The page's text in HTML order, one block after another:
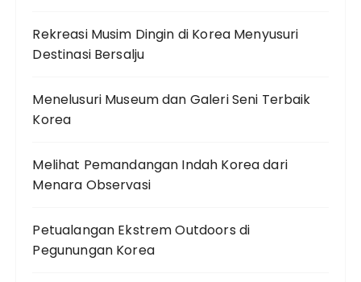
Rekreasi Musim Dingin di Korea Menyusuri
Destinasi Bersalju
Menelusuri Museum dan Galeri Seni Terbaik
Korea
Melihat Pemandangan Indah Korea dari
Menara Observasi
Petualangan Ekstrem Outdoors di
Pegunungan Korea